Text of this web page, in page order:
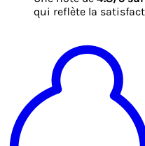
qui reflète la